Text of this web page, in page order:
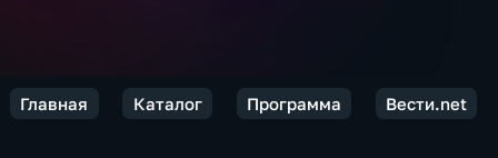
Главная Каталог Программа Вести.net